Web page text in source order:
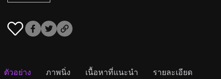
ตัวอย่าง ภาพนิ่ง เนื้อหาที่แนะนำ รายละเอียด